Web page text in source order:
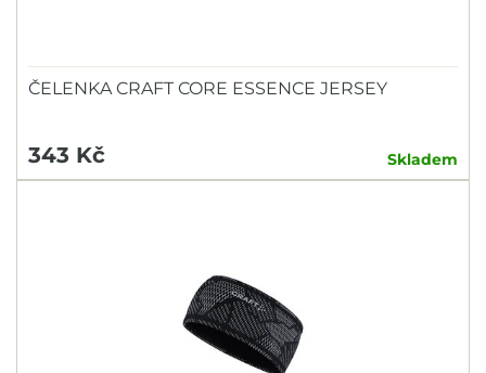
ČELENKA CRAFT CORE ESSENCE JERSEY
343 Kč Skladem